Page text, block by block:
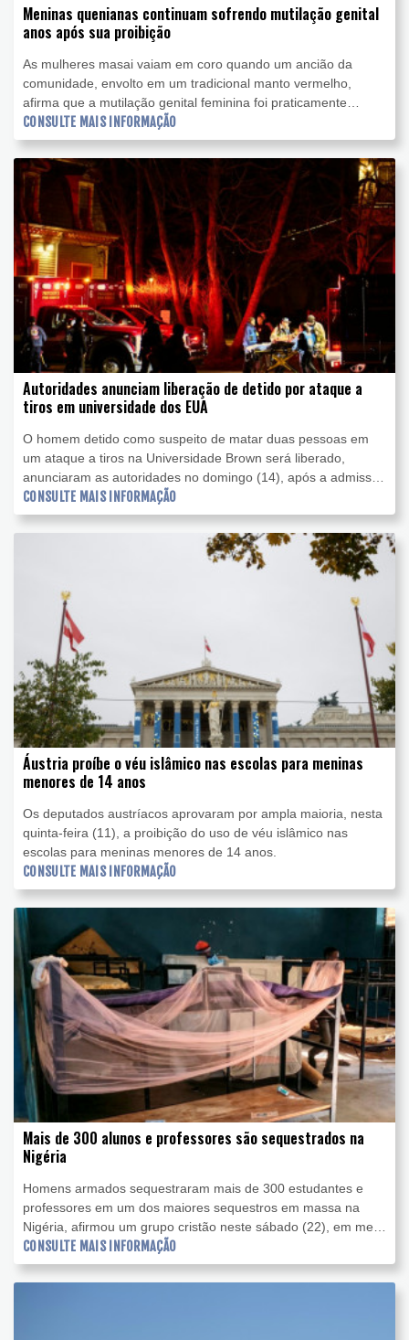
Meninas quenianas continuam sofrendo mutilação genital
anos após sua proibição
As mulheres masai vaiam em coro quando um ancião da
comunidade, envolto em um tradicional manto vermelho,
afirma que a mutilação genital feminina foi praticamente
erradicada em sua comunidade, no sul do Quênia.
CONSULTE MAIS INFORMAÇÃO
Autoridades anunciam liberação de detido por ataque a
tiros em universidade dos EUA
O homem detido como suspeito de matar duas pessoas em
um ataque a tiros na Universidade Brown será liberado,
anunciaram as autoridades no domingo (14), após a admissão
de que ele não é uma "pessoa de interesse" no caso.
CONSULTE MAIS INFORMAÇÃO
Áustria proíbe o véu islâmico nas escolas para meninas
menores de 14 anos
Os deputados austríacos aprovaram por ampla maioria, nesta
quinta-feira (11), a proibição do uso de véu islâmico nas
escolas para meninas menores de 14 anos.
CONSULTE MAIS INFORMAÇÃO
Mais de 300 alunos e professores são sequestrados na
Nigéria
Homens armados sequestraram mais de 300 estudantes e
professores em um dos maiores sequestros em massa na
Nigéria, afirmou um grupo cristão neste sábado (22), em meio
a uma crescente preocupação com a segurança do país mais
populoso do continente africano.
CONSULTE MAIS INFORMAÇÃO